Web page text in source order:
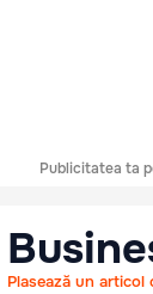
Publicitatea ta
Plasează un articol